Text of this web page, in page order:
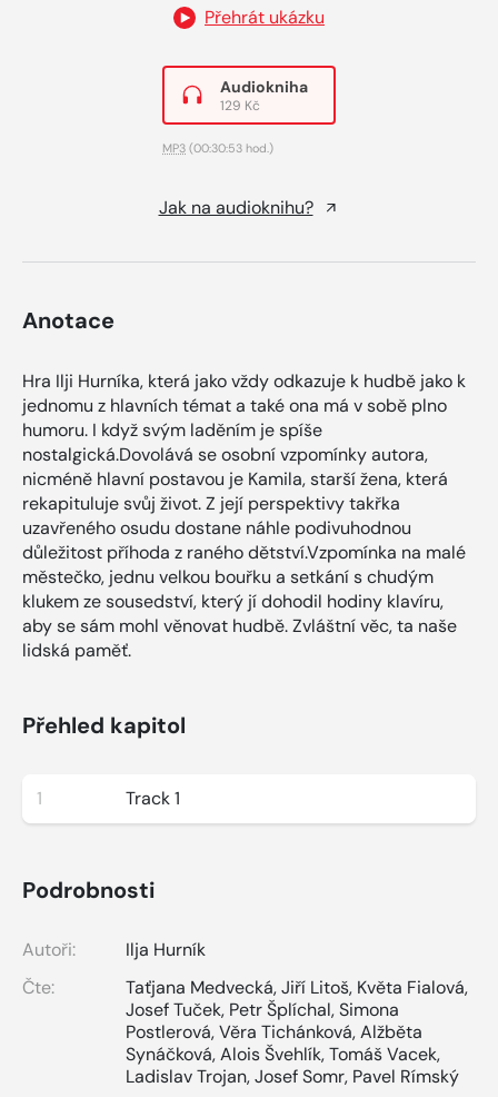
Přehrát ukázku
Audiokniha
129 Kč
MP3 (00:30:53 hod.)
Jak na audioknihu?
Anotace
Hra Ilji Hurníka, která jako vždy odkazuje k hudbě jako k
jednomu z hlavních témat a také ona má v sobě plno
humoru. I když svým laděním je spíše
nostalgická.Dovolává se osobní vzpomínky autora,
nicméně hlavní postavou je Kamila, starší žena, která
rekapituluje svůj život. Z její perspektivy takřka
uzavřeného osudu dostane náhle podivuhodnou
důležitost příhoda z raného dětství.Vzpomínka na malé
městečko, jednu velkou bouřku a setkání s chudým
klukem ze sousedství, který jí dohodil hodiny klavíru,
aby se sám mohl věnovat hudbě. Zvláštní věc, ta naše
lidská paměť.
Přehled kapitol
1 Track 1
Podrobnosti
Autoři:
Ilja Hurník
Čte:
Taťjana Medvecká,Jiří Litoš, Květa Fialová,
Josef Tuček, Petr Šplíchal,Simona
Postlerová,Věra Tichánková,Alžběta
Synáčková,Alois Švehlík,Tomáš Vacek,
Ladislav Trojan,Josef Somr, Pavel Rímský